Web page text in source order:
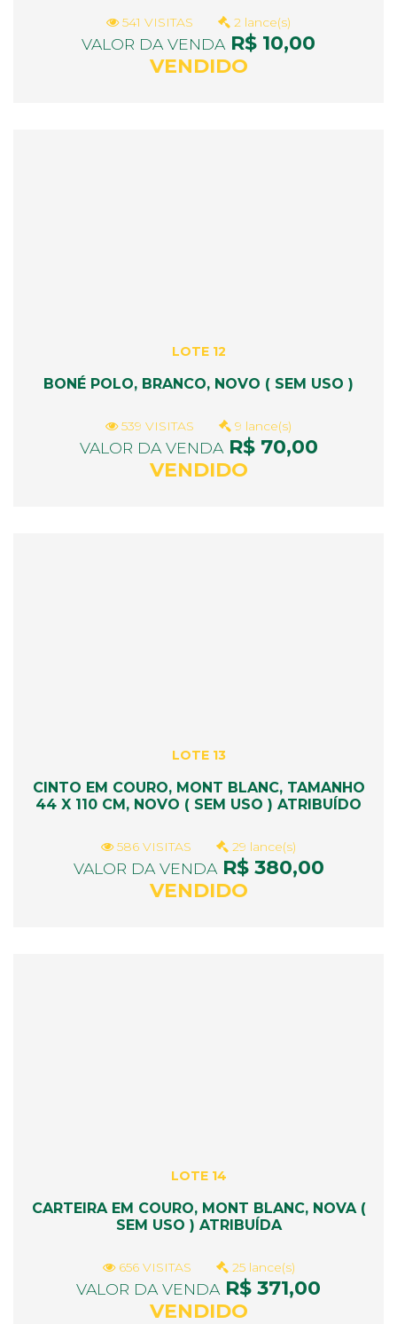
541 VISITAS 2 lance(s)
VALOR DA VENDAR$ 10,00
VENDIDO
LOTE 12
BONÉ POLO, BRANCO, NOVO ( SEM USO )
539 VISITAS 9 lance(s)
VALOR DA VENDAR$ 70,00
VENDIDO
LOTE 13
CINTO EM COURO, MONT BLANC, TAMANHO
44 X 110 CM, NOVO ( SEM USO ) ATRIBUÍDO
586 VISITAS 29 lance(s)
VALOR DA VENDAR$ 380,00
VENDIDO
LOTE 14
CARTEIRA EM COURO, MONT BLANC, NOVA (
SEM USO ) ATRIBUÍDA
656 VISITAS 25 lance(s)
VALOR DA VENDAR$ 371,00
VENDIDO